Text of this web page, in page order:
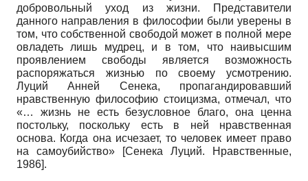
добровольный уход из жизни. Представители
данного направления в философии были уверены в
том, что собственной свободой может в полной мере
овладеть лишь мудрец, и в том, что наивысшим
проявлением свободы является возможность
распоряжаться жизнью по своему усмотрению.
Луций Анней Сенека, пропагандировавший
нравственную философию стоицизма, отмечал, что
«… жизнь не есть безусловное благо, она ценна
постольку, поскольку есть в ней нравственная
основа. Когда она исчезает, то человек имеет право
на самоубийство»
[Сенека Луций. Нравственные,
1986].